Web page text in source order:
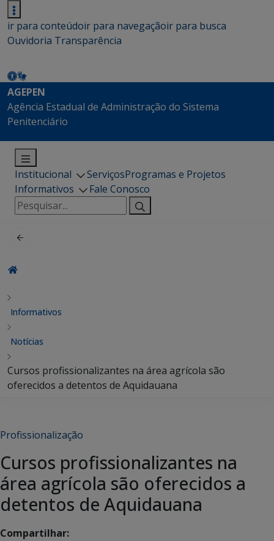
ir para conteúdoir para navegaçãoir para busca
Ouvidoria Transparência
AGEPEN
Agência Estadual de Administração do Sistema
Penitenciário
Institucional ServiçosProgramas e Projetos
Informativos
Fale Conosco
Pesquisar
por:
Informativos
Notícias
Cursos profissionalizantes na área agrícola são
oferecidos a detentos de Aquidauana
Profissionalização
Cursos profissionalizantes na
área agrícola são oferecidos a
detentos de Aquidauana
Compartilhar: